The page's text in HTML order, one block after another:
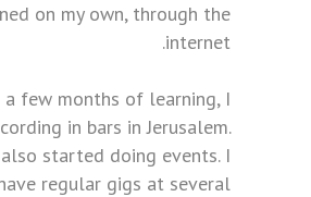
on my own, through the
internet.
few months of learning, I
in bars in Jerusalem.
started doing events. I
regular gigs at several